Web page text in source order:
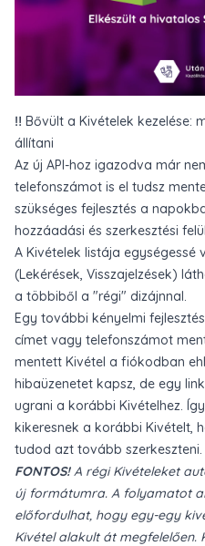
‼️ Bővült a Kivételek kezelése:
állítani
Az új API-hoz igazodva már
telefonszámot is el tudsz
szükséges fejlesztés a
hozzáadási és szerkesztési
A Kivételek listája egységessé
(Lekérések, Visszajelzések)
a többiből a "régi" dizájnnal.
Egy további kényelmi
címet vagy telefonszámot
mentett Kivétel a fiókodban
hibaüzenetet kapsz, de egy
ugrani a korábbi Kivételhez.
kikeresnek a korábbi Kivételt,
tudod azt tovább szerkeszteni.
FONTOS!A régi Kivételeket
új formátumra. A folyamatot
előfordulhat, hogy egy-egy
Kivétel alakult át megfelelően.